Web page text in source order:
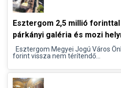
Esztergom 2,5 millió
párkányi galéria és mozi
Esztergom Megyei Jogú Város
forint vissza nem térítendő...